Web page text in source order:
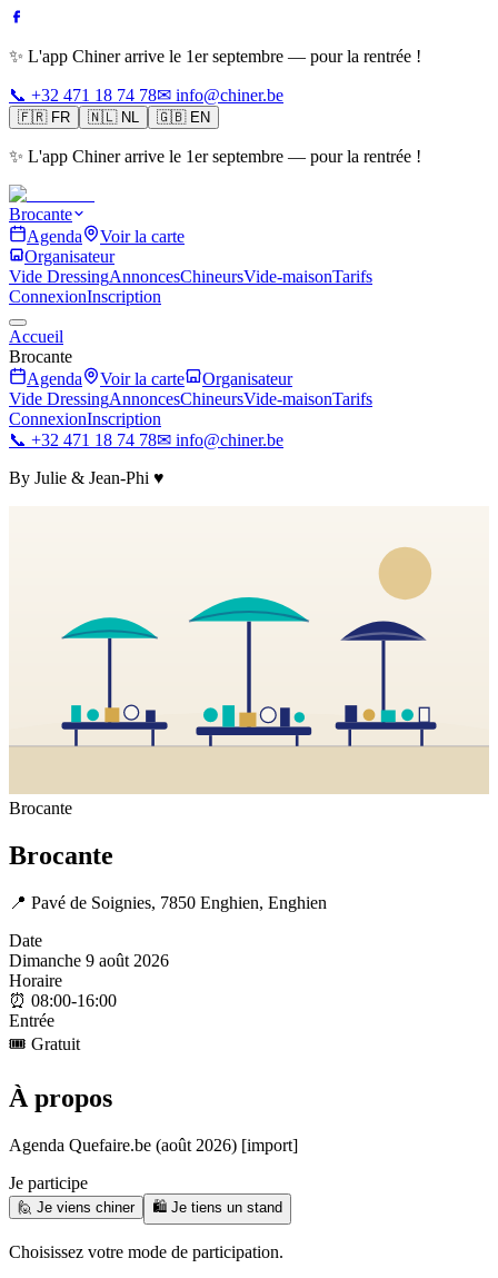
✨ L'app Chiner arrive le 1er septembre — pour la rentrée !
📞 +32 471 18 74 78✉ info@chiner.be
🇫🇷 FR 🇳🇱 NL 🇬🇧 EN
✨ L'app Chiner arrive le 1er septembre — pour la rentrée !
Brocante
Agenda
Voir la carte
Organisateur
Vide DressingAnnoncesChineursVide-maisonTarifs
ConnexionInscription
Accueil
Brocante
Agenda
Voir la carte
Organisateur
Vide DressingAnnoncesChineursVide-maisonTarifs
ConnexionInscription
📞 +32 471 18 74 78✉ info@chiner.be
By Julie & Jean-Phi ♥
Brocante
Brocante
📍 Pavé de Soignies, 7850 Enghien, Enghien
Date
Dimanche 9 août 2026
Horaire
⏰ 08:00-16:00
Entrée
🎟️ Gratuit
À propos
Agenda Quefaire.be (août 2026) [import]
Je participe
🙋 Je viens chiner 🛍️ Je tiens un stand
Choisissez votre mode de participation.